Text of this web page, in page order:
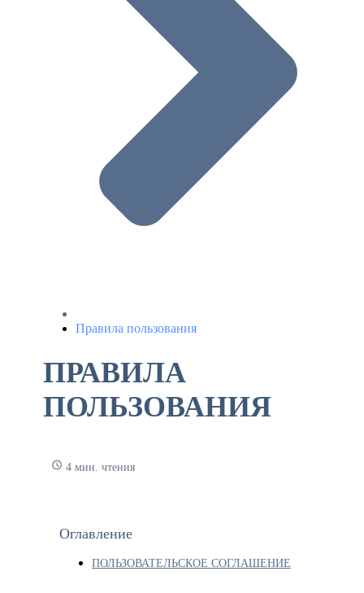
Правила пользования
ПРАВИЛА
ПОЛЬЗОВАНИЯ
4 мин. чтения
Оглавление
ПОЛЬЗОВАТЕЛЬСКОЕ СОГЛАШЕНИЕ